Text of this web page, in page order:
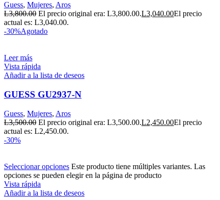
Guess, Mujeres, Aros
L3,800.00 El precio original era: L3,800.00.L3,040.00El precio
actual es: L3,040.00.
-30%Agotado
Leer más
Vista rápida
Añadir a la lista de deseos
GUESS GU2937-N
Guess, Mujeres, Aros
L3,500.00 El precio original era: L3,500.00.L2,450.00El precio
actual es: L2,450.00.
-30%
Seleccionar opciones Este producto tiene múltiples variantes. Las
opciones se pueden elegir en la página de producto
Vista rápida
Añadir a la lista de deseos